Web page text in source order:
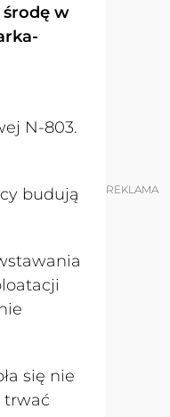
środę w
N-803.
budują
się nie
trwać
REKLAMA